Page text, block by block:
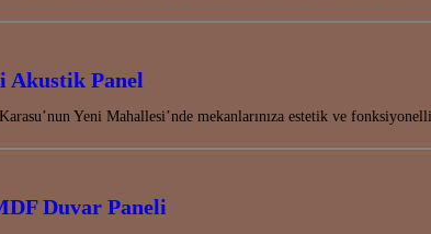
Akustik Panel
Yeni Mahallesi’nde mekanlarınıza estetik ve
Duvar Paneli